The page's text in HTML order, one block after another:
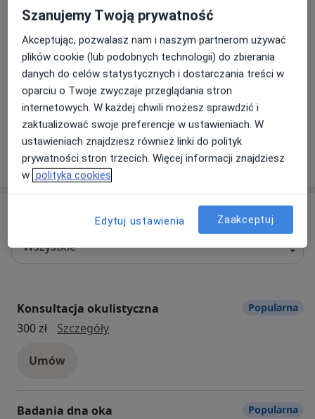
leczenia.
więcejO nas
Nasze specjalizacje Pokaż wszystkie
Stomatologia Chirurgia
Zobacz więcej
Wszystkie
Konsultacja okulistyczna
300 zł
Szczegółykonsultacja okulistyczna
Umów
Popularna
Badania dna oka
Popularna
Szanujemy Twoją prywatność
Akceptując, pozwalasz nam i naszym partnerom używać
plików cookie (lub podobnych technologii) do zbierania
danych do celów statystycznych i dostarczania treści w
oparciu o Twoje zwyczaje przeglądania stron
internetowych. W każdej chwili możesz sprawdzić i
zaktualizować swoje preferencje w ustawieniach. W
ustawieniach znajdziesz również linki do polityk
prywatności stron trzecich. Więcej informacji znajdziesz
w polityka cookies
Edytuj ustawienia Zaakceptuj